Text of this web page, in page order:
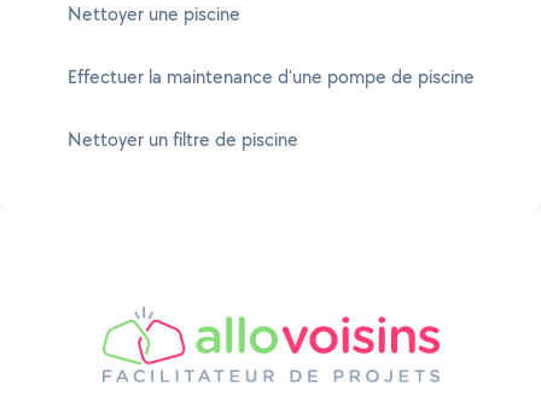
Nettoyer une piscine
Effectuer la maintenance d'une pompe de piscine
Nettoyer un filtre de piscine